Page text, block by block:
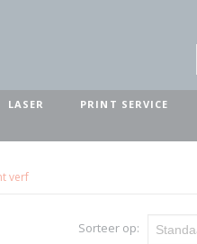
LASER PRINT SERVICE
verf
Sorteer op: